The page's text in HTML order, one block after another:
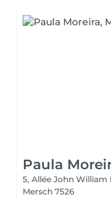
Paula
5, Allée John
Mersch 7526